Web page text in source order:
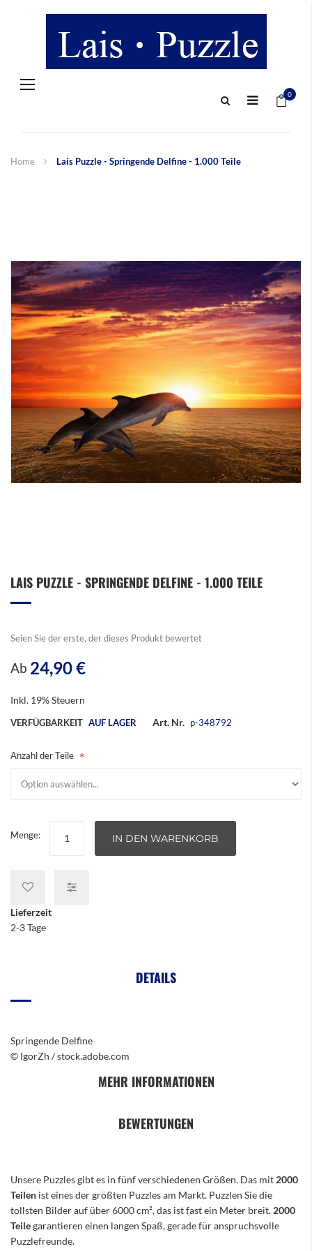
Navigation
0
Home Lais Puzzle - Springende Delfine - 1.000 Teile
Anfang
LAIS PUZZLE - SPRINGENDE DELFINE - 1.000 TEILE
Seien Sie der erste, der dieses Produkt bewertet
Ab 24,90 €
Inkl. 19% Steuern
VERFÜGBARKEIT AUF LAGER Art. Nr. p-348792
Anzahl der Teile
Menge: IN DEN WARENKORB
Lieferzeit
2-3 Tage
DETAILS
Springende Delfine
© IgorZh / stock.adobe.com
MEHR INFORMATIONEN
BEWERTUNGEN
Unsere Puzzles gibt es in fünf verschiedenen Größen. Das mit 2000
Teilen ist eines der größten Puzzles am Markt. Puzzlen Sie die
tollsten Bilder auf über 6000 cm², das ist fast ein Meter breit. 2000
Teilegarantieren einen langen Spaß, gerade für anspruchsvolle
Puzzlefreunde.